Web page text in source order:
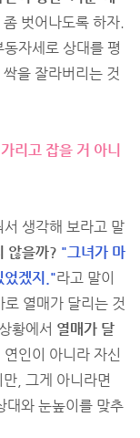
벗어나도록 하자.
자세로 상대를 평
을 잘라버리는 것
리고 잡을 거 아니
생각해 보라고 말
않을까? "그녀가 마
었겠지."라고 말이
열매가 달리는 것
황에서 열매가 달
연인이 아니라 자신
, 그게 아니라면
대와 눈높이를 맞추